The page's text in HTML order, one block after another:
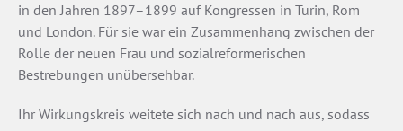
in den Jahren 1897–1899 auf Kongressen in Turin, Rom
und London. Für sie war ein Zusammenhang zwischen der
Rolle der neuen Frau und sozialreformerischen
Bestrebungen unübersehbar.
Ihr Wirkungskreis weitete sich nach und nach aus, sodass